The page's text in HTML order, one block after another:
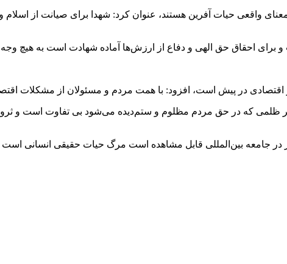
واقعی حیات آفرین هستند، عنوان کرد: شهدا برای صیانت از
ظلمی که در حق مردم مظلوم و ستم‌دیده می‌شود بی تفاوت است و